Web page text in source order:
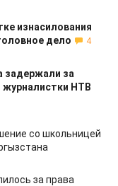
изнасилования
дело
4
задержали за
журналистки НТВ
со школьницей
за права